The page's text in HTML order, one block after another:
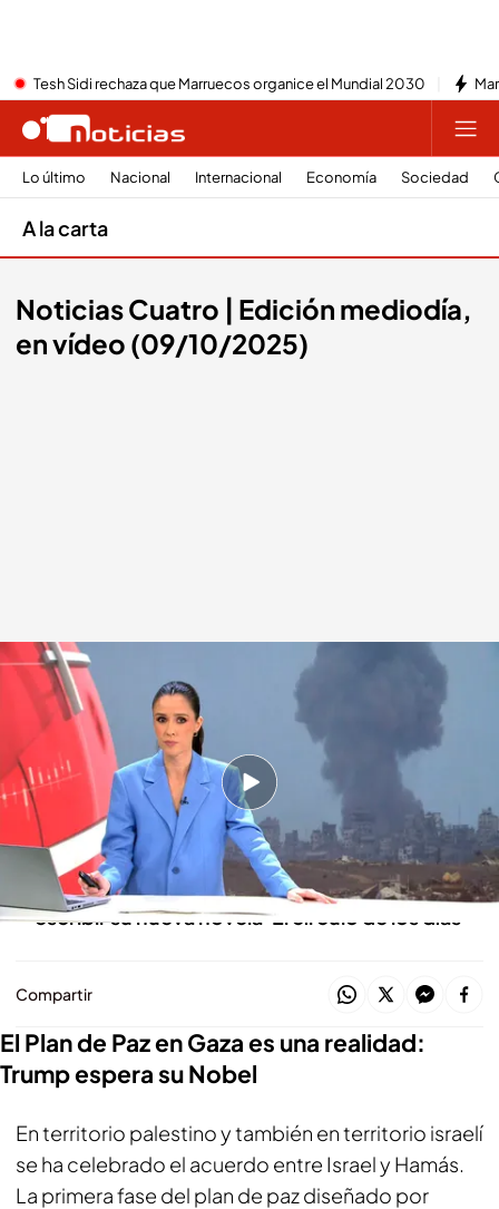
Tesh Sidi rechaza que Marruecos organice el Mundial 2030
Lo último Nacional Internacional Economía Sociedad
A la carta
Noticias Cuatro | Edición mediodía,
en vídeo (09/10/2025)
Las noticias, de la mano de Alba Lago
Redacción digital Noticias Cuatro
09 OCT 2025 - 15:32h.
¿Estamos a las puertas de un nuevo apagón?
Damos las claves
Ken Follet nos habla de los entresijos para
escribir su nueva novela 'El círculo de los días'
Compartir
El Plan de Paz en Gaza es una realidad:
Trump espera su Nobel
En territorio palestino y también en territorio israelí
se ha celebrado el acuerdo entre Israel y Hamás.
La primera fase del plan de paz diseñado por